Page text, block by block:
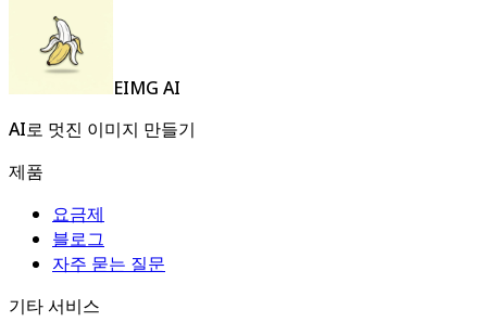
EIMG AI
AI로 멋진 이미지 만들기
제품
요금제
블로그
자주 묻는 질문
기타 서비스